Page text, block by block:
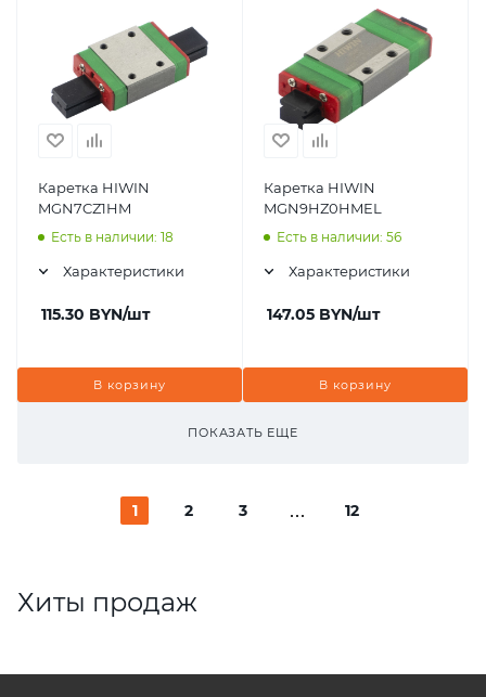
Каретка HIWIN
MGN7CZ1HM
Есть в наличии: 18
Характеристики
115.30 BYN/шт
В корзину
Каретка HIWIN
MGN9HZ0HMEL
Есть в наличии: 56
Характеристики
147.05 BYN/шт
В корзину
ПОКАЗАТЬ ЕЩЕ
1 2 3 12
Хиты продаж